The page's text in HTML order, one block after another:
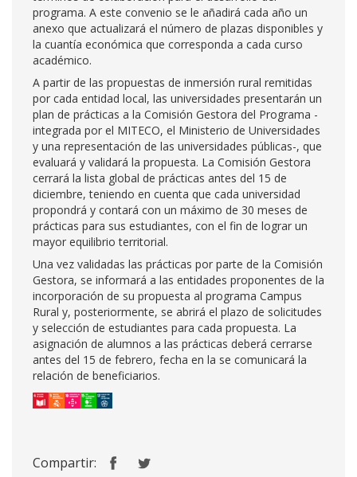
programa. A este convenio se le añadirá cada año un
anexo que actualizará el número de plazas disponibles y
la cuantía económica que corresponda a cada curso
académico.
A partir de las propuestas de inmersión rural remitidas
por cada entidad local, las universidades presentarán un
plan de prácticas a la Comisión Gestora del Programa -
integrada por el MITECO, el Ministerio de Universidades
y una representación de las universidades públicas-, que
evaluará y validará la propuesta. La Comisión Gestora
cerrará la lista global de prácticas antes del 15 de
diciembre, teniendo en cuenta que cada universidad
propondrá y contará con un máximo de 30 meses de
prácticas para sus estudiantes, con el fin de lograr un
mayor equilibrio territorial.
Una vez validadas las prácticas por parte de la Comisión
Gestora, se informará a las entidades proponentes de la
incorporación de su propuesta al programa Campus
Rural y, posteriormente, se abrirá el plazo de solicitudes
y selección de estudiantes para cada propuesta. La
asignación de alumnos a las prácticas deberá cerrarse
antes del 15 de febrero, fecha en la se comunicará la
relación de beneficiarios.
Compartir: